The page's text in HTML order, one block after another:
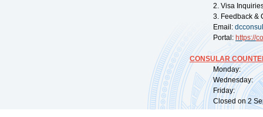
2. Visa
3. Feedback &
Email:
Portal: https://
CONSULAR
Monday:
Wednesday:
Friday:
Closed on 2